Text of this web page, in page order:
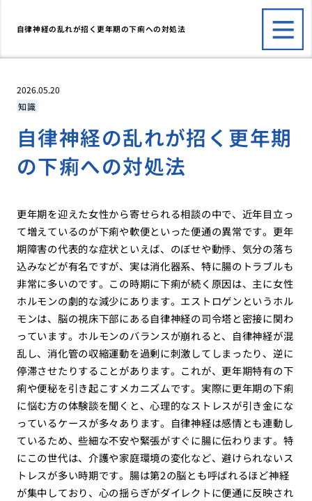
自律神経の乱れが招く更年期の下痢への対処法
2026.05.20
知識
自律神経の乱れが招く更年期
の下痢への対処法
更年期を迎えた女性から寄せられる相談の中で、近年目立っ
て増えているのが下痢や軟便といった便通の異常です。更年
期障害の代表的な症状といえば、のぼせや動悸、気分の落ち
込みなどが有名ですが、実は消化器系、特に腸のトラブルも
非常に多いのです。この時期に下痢が続く原因は、主に女性
ホルモンの劇的な減少にあります。エストロゲンというホル
モンは、脳の視床下部にある自律神経の司令塔と密接に関わ
っています。ホルモンのバランスが崩れると、自律神経が混
乱し、消化管の収縮運動を過剰に刺激してしまったり、逆に
停滞させたりすることがあります。これが、更年期特有の下
痢や便秘を引き起こすメカニズムです。実際に更年期の下痢
に悩む方の体験談を聞くと、心理的なストレスが引き金にな
っているケースが多々あります。自律神経は感情とも連動し
ているため、些細な不安や緊張がすぐに腸に伝わります。特
にこの世代は、介護や家庭環境の変化など、避けられないス
トレスが多い時期です。腸は第2の脳とも呼ばれるほど神経
が集中しており、心の揺らぎがダイレクトに便通に反映され